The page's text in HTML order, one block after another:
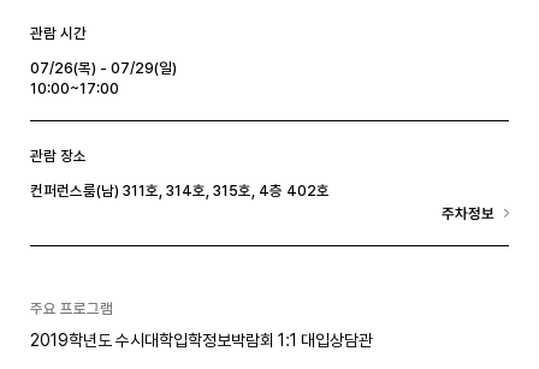
관람 시간
07/26(목) - 07/29(일)
10:00~17:00
관람 장소
컨퍼런스룸(남) 311호, 314호, 315호, 4층 402호
주차정보
주요 프로그램
2019학년도 수시대학입학정보박람회 1:1 대입상담관